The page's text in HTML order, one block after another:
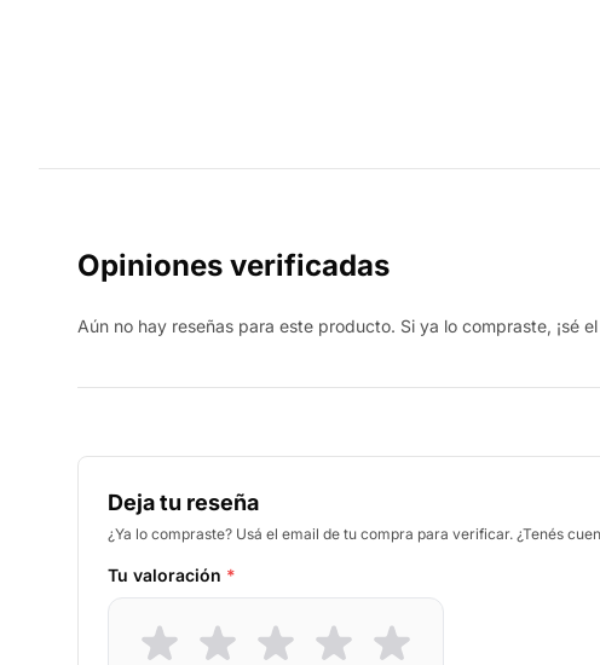
Opiniones verificadas
Aún no hay reseñas para este producto. Si ya lo compraste, ¡sé
Deja tu reseña
¿Ya lo compraste? Usá el email de tu compra para verificar. ¿Tenés
Tu valoración *